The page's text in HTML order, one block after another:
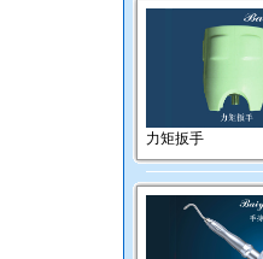
力矩扳手